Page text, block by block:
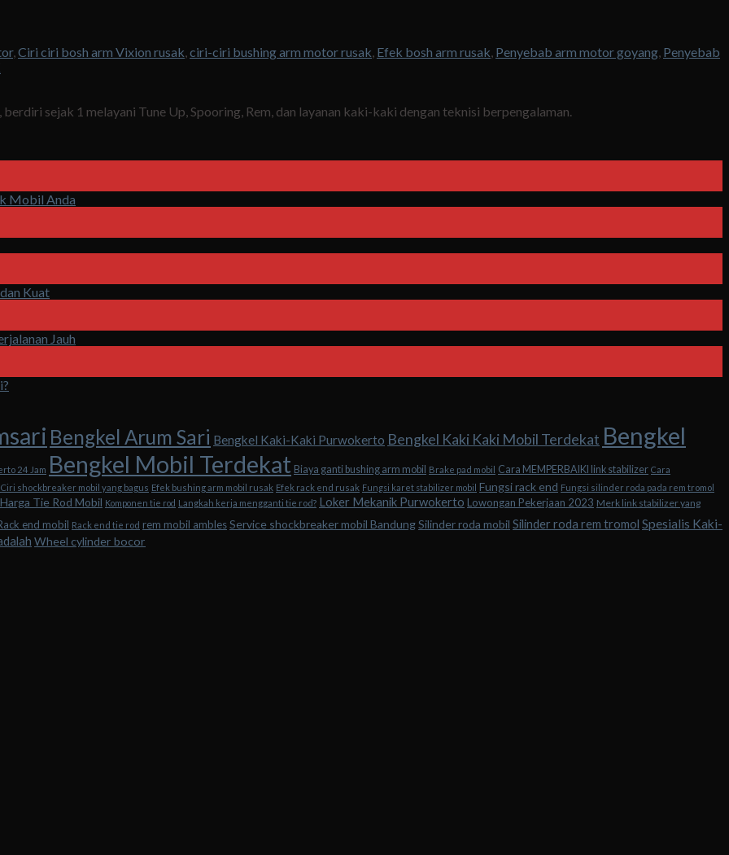
, Ciri ciri bosh arm Vixion rusak ciri-ciri bushing arm motor rusak Efek bosh arm rusak Penyebab arm motor goyang Penyebab
sejak 1 melayani Tune Up, Spooring, Rem, dan layanan kaki-kaki dengan teknisi berpengalaman.
Mobil Anda
Kuat
Jauh
Bengkel Arum Sari Bengkel Kaki-Kaki Purwokerto Bengkel Kaki Kaki Mobil Terdekat Bengkel
24 Jam Bengkel Mobil Terdekat Biaya ganti bushing arm mobil Brake pad mobil Cara MEMPERBAIKI link stabilizer Cara
Ciri shockbreaker mobil yang bagus Efek bushing arm mobil rusak Efek rack end rusak Fungsi karet stabilizer mobil Fungsi rack end Fungsi silinder roda pada rem tromol
Harga Tie Rod Mobil Komponen tie rod Langkah kerja mengganti tie rod? Loker Mekanik Purwokerto Lowongan Pekerjaan 2023 Merk link stabilizer yang
end mobil Rack end tie rod rem mobil amblesService shockbreaker mobil BandungSilinder roda mobil Silinder roda rem tromol Spesialis Kaki-
Wheel cylinder bocor